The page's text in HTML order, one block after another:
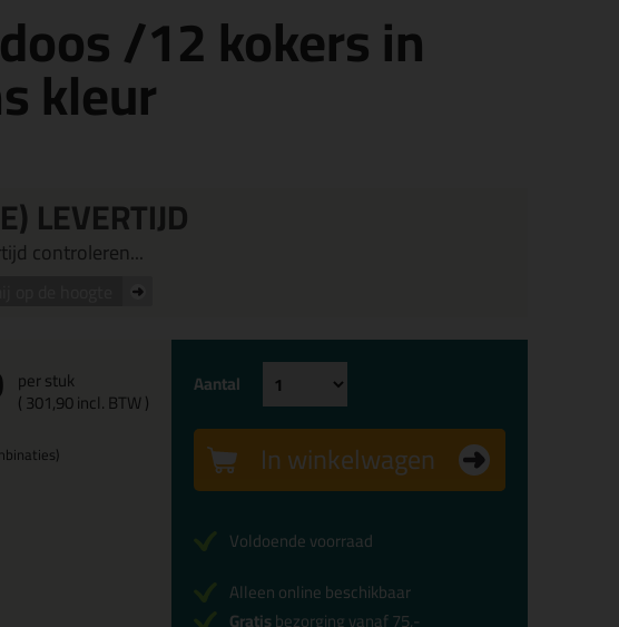
/12 kokers in
kleur
LEVERTIJD
controleren...
per stuk
(301,90incl. BTW )
Aantal
In winkelwagen
Voldoende voorraad
Alleen online beschikbaar